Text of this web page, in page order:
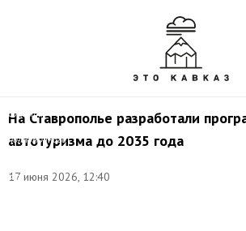
На Ставрополье разработали
автотуризма до 2035 года
17 июня 2026, 12:40
соцсети
аппарата
полномочного
представителя
РФ